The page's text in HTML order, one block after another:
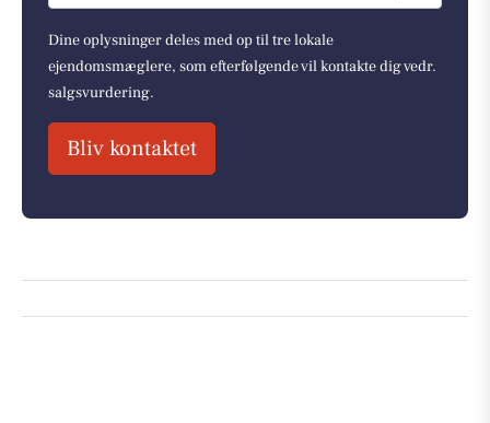
Dine oplysninger deles med op til tre lokale
ejendomsmæglere, som efterfølgende vil kontakte dig vedr.
salgsvurdering.
Bliv kontaktet